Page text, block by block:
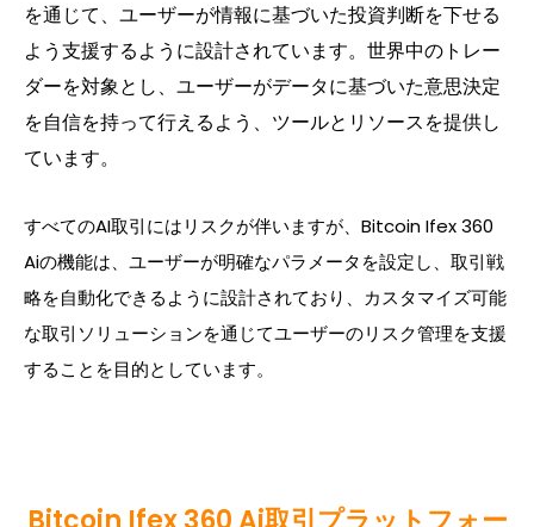
を通じて、ユーザーが情報に基づいた投資判断を下せる
よう支援するように設計されています。世界中のトレー
ダーを対象とし、ユーザーがデータに基づいた意思決定
を自信を持って行えるよう、ツールとリソースを提供し
ています。
すべてのAI取引にはリスクが伴いますが、Bitcoin Ifex 360
Aiの機能は、ユーザーが明確なパラメータを設定し、取引戦
略を自動化できるように設計されており、カスタマイズ可能
な取引ソリューションを通じてユーザーのリスク管理を支援
することを目的としています。